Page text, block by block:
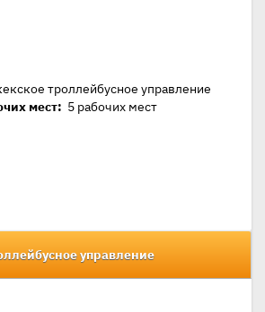
троллейбусное управление
мест: 5 рабочих мест
управление